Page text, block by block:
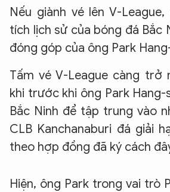
Nếu giành vé lên V-
tích lịch sử của bóng đá Bắc
đóng góp của ông Park
Tấm vé V-League càng trở
khi trước khi ông Park Hang-
Bắc Ninh để tập trung vào
CLB Kanchanaburi đá giải
theo hợp đồng đã ký cách
Hiện, ông Park trong vai trò